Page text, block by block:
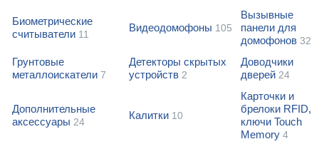
Биометрические
считыватели 11
Видеодомофоны 105
Вызывные
панели для
домофонов 32
Грунтовые
металлоискатели 7
Детекторы скрытых
устройств 2
Доводчики
дверей 24
Дополнительные
аксессуары 24
Калитки 10
Карточки и
брелоки RFID,
ключи Touch
Memory 4